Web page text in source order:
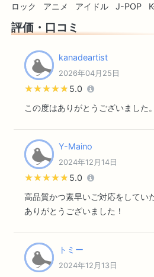
ロック アニメ アイドル J-POP
評価・口コミ
kanadeartist
2026年04月25日
★★★★★
★★★★★ 5.0
この度はありがとうございました。
Y-Maino
2024年12月14日
★★★★★
★★★★★ 5.0
高品質かつ素早いご対応をしてい
ありがとうございました！
トミー
2024年12月13日